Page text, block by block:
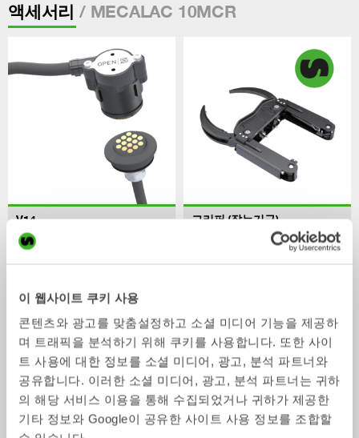
이 웹사이트 쿠키 사용
콘텐츠와 광고를 맞춤설정하고 소셜 미디어 기능을 제공하
며 트래픽을 분석하기 위해 쿠키를 사용합니다. 또한 사이
트 사용에 대한 정보를 소셜 미디어, 광고, 분석 파트너와
공유합니다. 이러한 소셜 미디어, 광고, 분석 파트너는 귀하
의 해당 서비스 이용을 통해 수집되었거나 귀하가 제공한
기타 정보와 Google이 공유한 사이트 사용 정보를 조합할
액세서리 / MECALAC 10MCR
V14
액세서리
그리퍼 (잡는기구)
2-33톤